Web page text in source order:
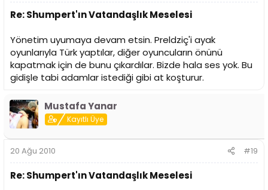
Re: Shumpert'ın Vatandaşlık Meselesi
Yönetim uyumaya devam etsin. Preldziç'i ayak
oyunlarıyla Türk yaptılar, diğer oyuncuların önünü
kapatmak için de bunu çıkardılar. Bizde hala ses yok. Bu
gidişle tabi adamlar istediği gibi at koşturur.
Mustafa Yanar
Kayıtlı Üye
20 Ağu 2010 #19
Re: Shumpert'ın Vatandaşlık Meselesi